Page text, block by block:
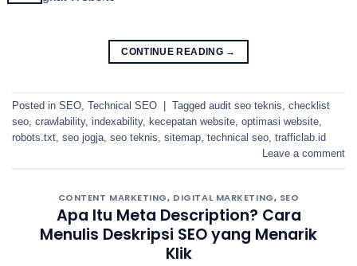
CONTINUE READING →
Posted in SEO, Technical SEO Tagged audit seo teknis, checklist
seo, crawlability, indexability, kecepatan website, optimasi website,
robots.txt, seo jogja, seo teknis, sitemap, technical seo, trafficlab.id
Leave a comment
CONTENT MARKETING, DIGITAL MARKETING, SEO
Apa Itu Meta Description? Cara
Menulis Deskripsi SEO yang Menarik
Klik